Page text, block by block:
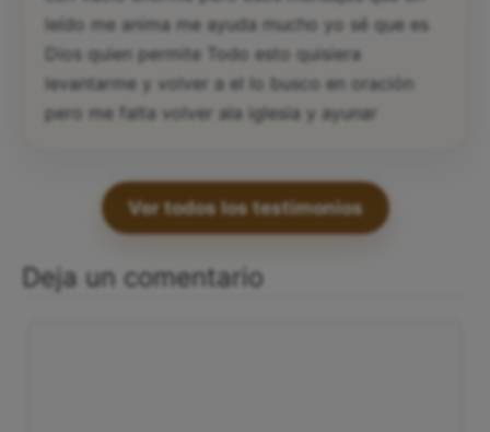
leído me anima me ayuda mucho yo sé que es
Dios quien permite Todo esto quisiera
levantarme y volver a el lo busco en oración
pero me falta volver ala iglesia y ayunar
Ver todos los testimonios
Deja un comentario